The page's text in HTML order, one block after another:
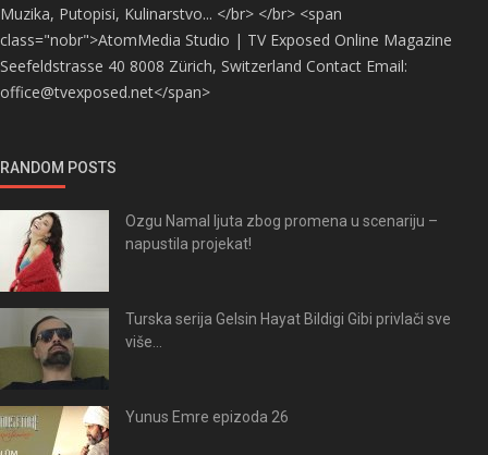
Muzika, Putopisi, Kulinarstvo... </br> </br> <span
class="nobr">AtomMedia Studio | TV Exposed Online Magazine
Seefeldstrasse 40 8008 Zürich, Switzerland Contact Email:
office@tvexposed.net</span>
RANDOM POSTS
Ozgu Namal ljuta zbog promena u scenariju –
napustila projekat!
Turska serija Gelsin Hayat Bildigi Gibi privlači sve
više...
Yunus Emre epizoda 26